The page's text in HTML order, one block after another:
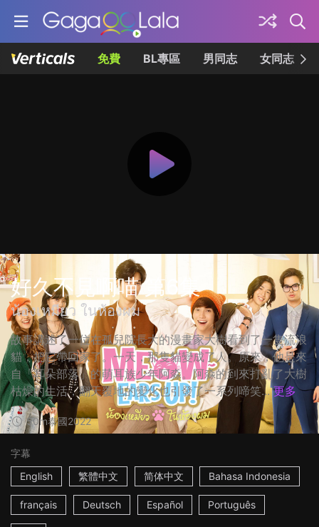
免費 BL專區 男同志 女同志
好久不見啊喵 第6集
น้องเหมียว ในห้องผม
故事講述了一位在孤兒院長大的漫畫家大樹看到了一隻流浪
貓，把它帶回家了。一天，那隻貓變成了人。原來，他是來
自「耳朵部落」的萌耳族少年阿淼。阿淼的到來打亂了大樹
枯燥的生活，翻天覆地的變化也引發了一系列啼笑... 更多
50m泰國2022
字幕
English
繁體中文 简体中文 Bahasa Indonesia
français Deutsch Español Português